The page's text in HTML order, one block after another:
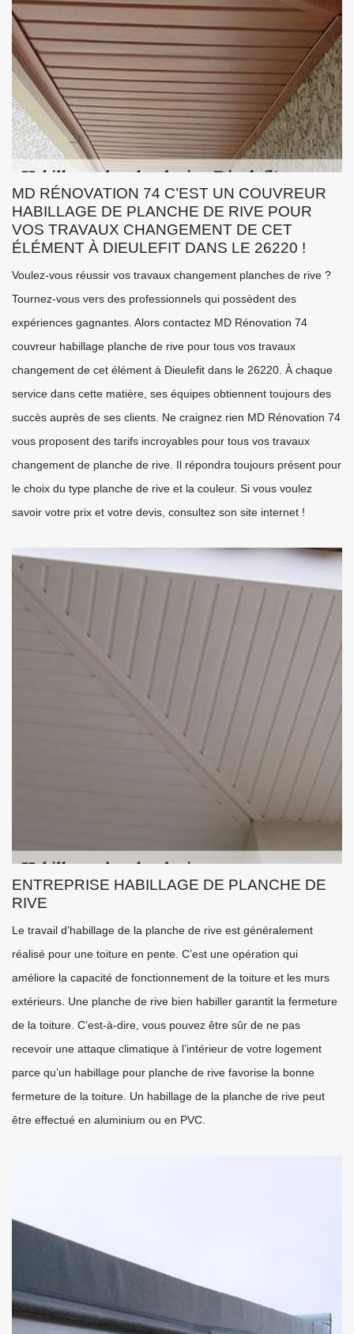
MD RÉNOVATION 74 C’EST UN COUVREUR
HABILLAGE DE PLANCHE DE RIVE POUR
VOS TRAVAUX CHANGEMENT DE CET
ÉLÉMENT À DIEULEFIT DANS LE 26220 !
Voulez-vous réussir vos travaux changement planches de rive ?
Tournez-vous vers des professionnels qui possèdent des
expériences gagnantes. Alors contactez MD Rénovation 74
couvreur habillage planche de rive pour tous vos travaux
changement de cet élément à Dieulefit dans le 26220. À chaque
service dans cette matière, ses équipes obtiennent toujours des
succès auprès de ses clients. Ne craignez rien MD Rénovation 74
vous proposent des tarifs incroyables pour tous vos travaux
changement de planche de rive. Il répondra toujours présent pour
le choix du type planche de rive et la couleur. Si vous voulez
savoir votre prix et votre devis, consultez son site internet !
ENTREPRISE HABILLAGE DE PLANCHE DE
RIVE
Le travail d’habillage de la planche de rive est généralement
réalisé pour une toiture en pente. C’est une opération qui
améliore la capacité de fonctionnement de la toiture et les murs
extérieurs. Une planche de rive bien habiller garantit la fermeture
de la toiture. C’est-à-dire, vous pouvez être sûr de ne pas
recevoir une attaque climatique à l’intérieur de votre logement
parce qu’un habillage pour planche de rive favorise la bonne
fermeture de la toiture. Un habillage de la planche de rive peut
être effectué en aluminium ou en PVC.